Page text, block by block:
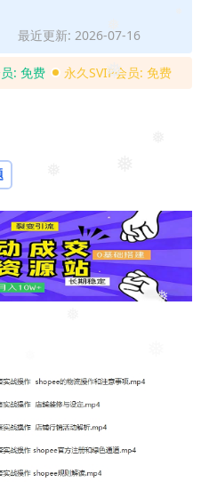
❅
❅
❅
最近更新: 2026-07-16
: 免费 永久SVIP会员: 免费